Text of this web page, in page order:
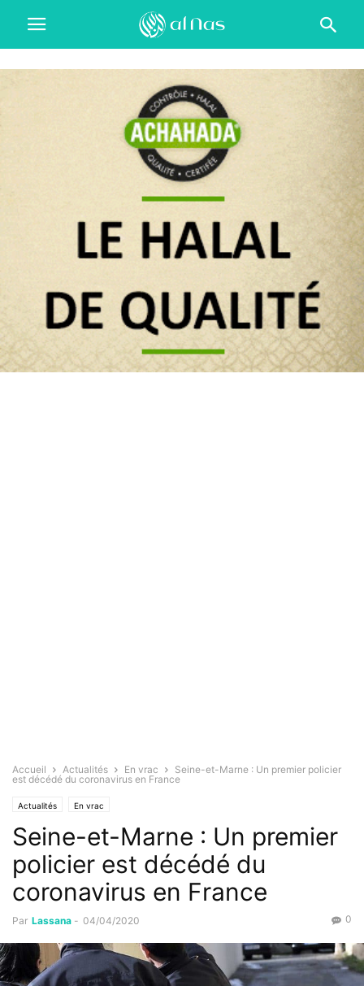
Accueil Actualités En vrac
Seine-et-Marne : Un premier policier
est décédé du coronavirus en France
Actualités En vrac
Seine-et-Marne : Un premier
policier est décédé du
coronavirus en France
Par Lassana - 04/04/2020 0